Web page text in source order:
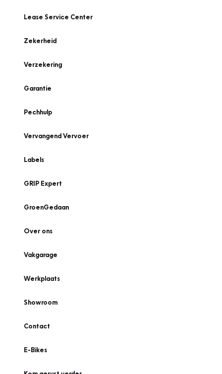
Lease Service Center
Zekerheid
Verzekering
Garantie
Pechhulp
Vervangend Vervoer
Labels
GRIP Expert
GroenGedaan
Over ons
Vakgarage
Werkplaats
Showroom
Contact
E-Bikes